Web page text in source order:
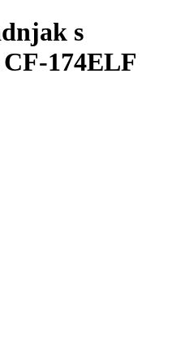
s
174ELF